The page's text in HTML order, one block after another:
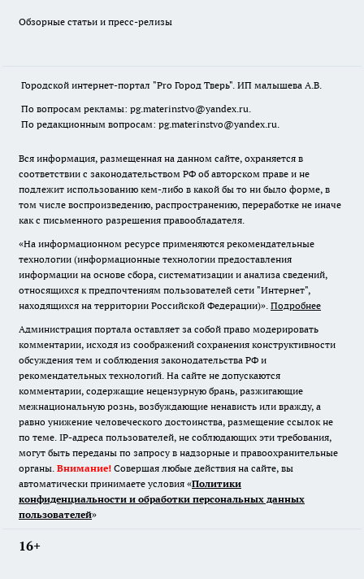
Обзорные статьи и пресс-релизы
Городской интернет-портал "Pro Город Тверь". ИП малышева А.В.
По вопросам рекламы: pg.materinstvo@yandex.ru.
По редакционным вопросам: pg.materinstvo@yandex.ru.
Вся информация, размещенная на данном сайте, охраняется в
соответствии с законодательством РФ об авторском праве и не
подлежит использованию кем-либо в какой бы то ни было форме, в
том числе воспроизведению, распространению, переработке не иначе
как с письменного разрешения правообладателя.
«На информационном ресурсе применяются рекомендательные
технологии (информационные технологии предоставления
информации на основе сбора, систематизации и анализа сведений,
относящихся к предпочтениям пользователей сети "Интернет",
находящихся на территории Российской Федерации)». Подробнее
Администрация портала оставляет за собой право модерировать
комментарии, исходя из соображений сохранения конструктивности
обсуждения тем и соблюдения законодательства РФ и
рекомендательных технологий. На сайте не допускаются
комментарии, содержащие нецензурную брань, разжигающие
межнациональную рознь, возбуждающие ненависть или вражду, а
равно унижение человеческого достоинства, размещение ссылок не
по теме. IP-адреса пользователей, не соблюдающих эти требования,
могут быть переданы по запросу в надзорные и правоохранительные
органы. Внимание! Совершая любые действия на сайте, вы
автоматически принимаете условия «Политики
конфиденциальности и обработки персональных данных
пользователей»
16+